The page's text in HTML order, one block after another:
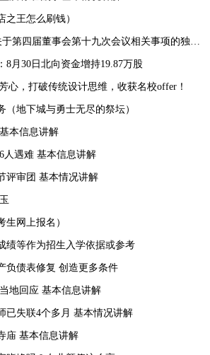
之王怎么刷钱）
四届董事会第十九次会议相关事项的独立意见
8月30日北向资金增持19.87万股
心，打破传统设计思维，收获名校offer！
（地下城与勇士无尽的祭坛）
本信息讲解
人遇难 基本信息讲解
评审团 基本情况讲解
生网上报名）
绩等作为招生入学依据或参考
负债表修复 创造更多条件
地回应 基本信息讲解
已失联4个多月 基本情况讲解
庙 基本信息讲解